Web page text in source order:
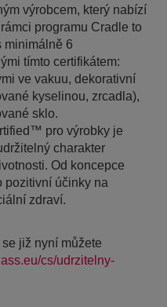
výrobcem, který nabízí
programu Cradle to
minimálně 6
tímto certifikátem:
ve vakuu, dekorativní
kyselinou, zrcadla),
sklo.
pro výrobky je
charakter
Od koncepce
pozitivní účinky na
zdraví.
již nyní můžete
cs/udrzitelny-